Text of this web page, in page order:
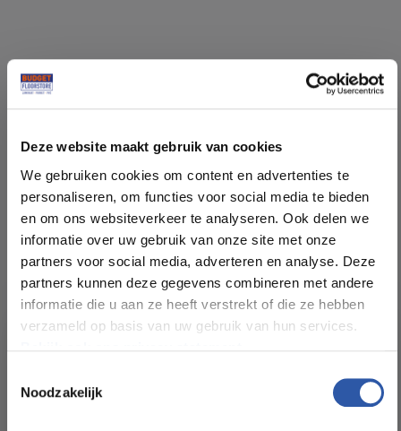
Deze website maakt gebruik van cookies
We gebruiken cookies om content en advertenties te
personaliseren, om functies voor social media te bieden
en om ons websiteverkeer te analyseren. Ook delen we
informatie over uw gebruik van onze site met onze
partners voor social media, adverteren en analyse. Deze
partners kunnen deze gegevens combineren met andere
informatie die u aan ze heeft verstrekt of die ze hebben
verzameld op basis van uw gebruik van hun services.
Noodzakelijk
Soort vloer: Rechte Plank Click
Kleur: Smoky
Pakinhoud (m²): 1,37